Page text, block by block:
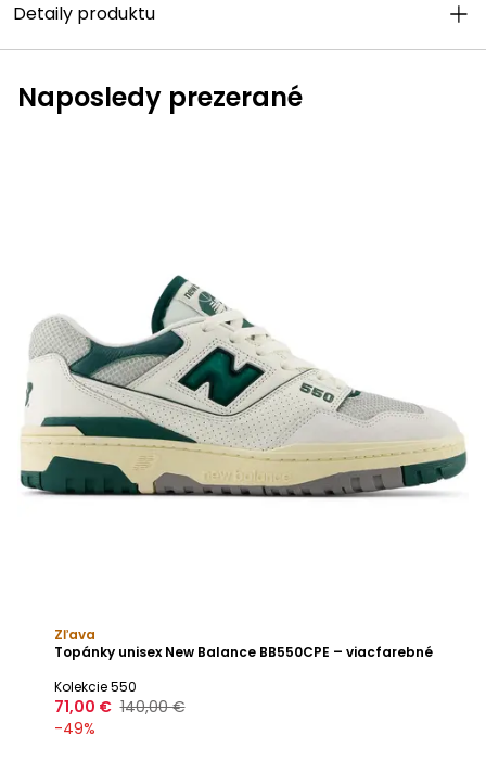
Detaily produktu
Naposledy prezerané
Zľava
Topánky unisex New Balance BB550CPE – viacfarebné
Kolekcie 550
71,00 € 140,00 €
-49%